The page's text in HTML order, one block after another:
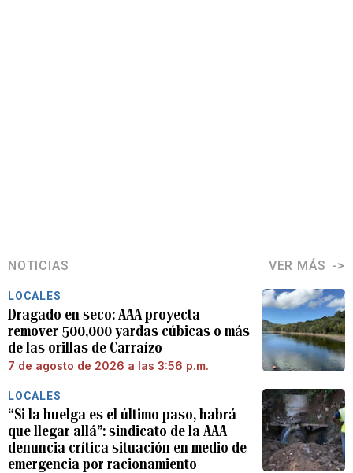
NOTICIAS VER MÁS
LOCALES
Dragado en seco: AAA proyecta
remover 500,000 yardas cúbicas o más
de las orillas de Carraízo
7 de agosto de 2026 a las 3:56 p.m.
LOCALES
“Si la huelga es el último paso, habrá
que llegar allá”: sindicato de la AAA
denuncia crítica situación en medio de
emergencia por racionamiento